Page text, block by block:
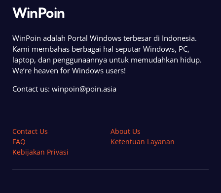
WinPoin
WinPoin adalah Portal Windows terbesar di Indonesia.
Kami membahas berbagai hal seputar Windows, PC,
laptop, dan penggunaannya untuk memudahkan hidup.
We’re heaven for Windows users!
Contact us: winpoin@poin.asia
Contact Us
About Us
FAQ
Ketentuan Layanan
Kebijakan Privasi